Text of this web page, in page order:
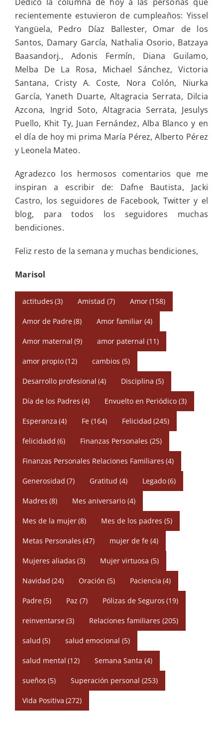
recientemente estuvieron de cumpleaños: Yissel
Yangüela, Pedro Díaz Ballester, Omar de los
Santos, Damary García, Nathalia Osorio, Batzaya
Baasandorj., Adonis Fermín, Diana Guilamo,
Melba De La Rosa, Michael Sánchez, Victoria
Santana, Cristy A. Coste, Nora Colón, Niurka
García, Yaneth Duarte, Altagracia Serrata, Dilcia
Azcona, Ingrid Soto, Altagracia Serrata, Jesulys
Puello, Khit Ty, Juan Fernández, Alba Blanco y en
el día de hoy mi prima María Pérez, Alberto Pérez
y Leonela Mateo.
Agradezco los hermosos comentarios que me
inspiran a escribir de: Dafne Bautista, Jacki
Castro, los seguidores de Facebook, Twitter y el
blog, para todos los seguidores muchas
bendiciones.
Feliz resto de la semana y muchas bendiciones,
Marisol
actitudes (3) Amistad (7) Amor(158)
Amor de Padre(8) Amor familiar (4)
Amor maternal (9) amor paternal (11)
amor propio(12) cambios (5)
Desarrollo profesional (4) Disciplina (5)
Día de los Padres (4) Envuelto en Periódico (3)
Esperanza (4) Fe (164) Felicidad (245)
felicidadd (6) Finanzas Personales (25)
Finanzas Personales Relaciones Familiares (4)
Generosidad (7) Gratitud (4) Legado(6)
Madres (8) Mes aniversario (4)
Mes de la mujer(8) Mes de los padres (5)
Metas Personales (47) mujer de fe (4)
Mujeres aliadas (3) Mujer virtuosa (5)
Navidad (24) Oración (5) Paciencia (4)
Padre(5) Paz (7) Pólizas de Seguros (19)
reinventarse(3) Relaciones familiares (205)
salud (5) salud emocional (5)
salud mental (12) Semana Santa (4)
sueños (5) Superación personal (253)
Vida Positiva (272)